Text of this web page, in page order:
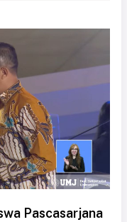
Pascasarjana